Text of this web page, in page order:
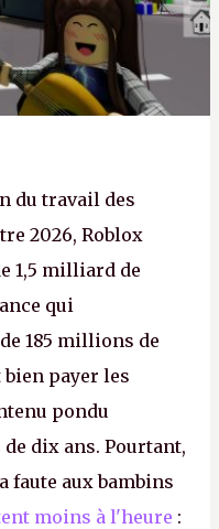
du travail des
2026, Roblox
1,5 milliard de
qui
185 millions de
payer les
pondu
dix ans. Pourtant,
faute aux bambins
moins à l'heure :